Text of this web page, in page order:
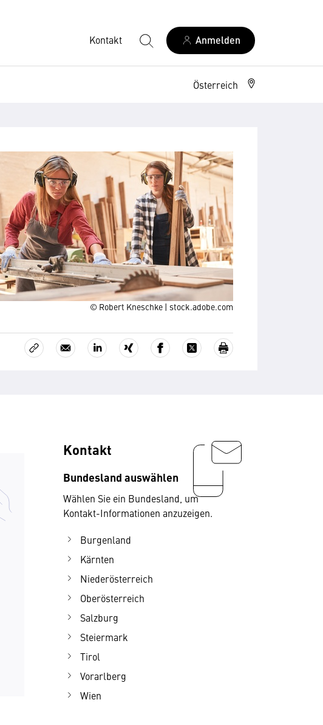
Kontakt Anmelden
Österreich
© Robert Kneschke | stock.adobe.com
Kontakt
Bundesland auswählen
Wählen Sie ein Bundesland, um
Kontakt-Informationen anzuzeigen.
Burgenland
Kärnten
Niederösterreich
Oberösterreich
Salzburg
Steiermark
Tirol
Vorarlberg
Wien